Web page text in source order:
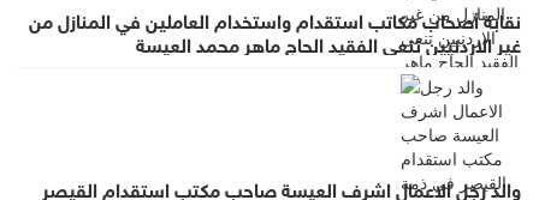
نقابة أصحاب مكاتب استقدام واستخدام العاملين في المنازل من
غير الاردنيين تنعى الفقيد الحاج ماهر محمد العيسة
والد رجل الاعمال اشرف العيسة صاحب مكتب استقدام القيصر